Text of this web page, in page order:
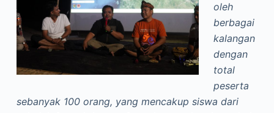
oleh
berbagai
kalangan
dengan
total
peserta
sebanyak 100 orang, yang mencakup siswa dari